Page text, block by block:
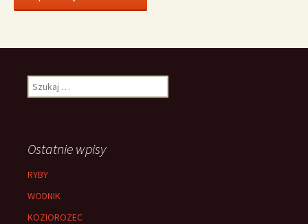
Szukaj:
Ostatnie wpisy
RYBY
WODNIK
KOZIOROZEC